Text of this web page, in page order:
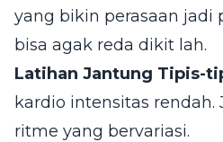
yang bikin perasaan jadi
bisa agak reda dikit lah.
Latihan Jantung Tipis-
kardio intensitas
ritme yang bervariasi.